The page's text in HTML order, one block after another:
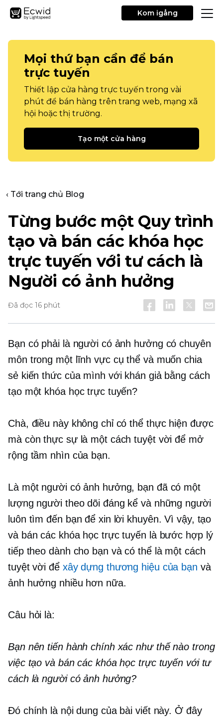
Kom igång
Mọi thứ bạn cần để bán
trực tuyến
Thiết lập cửa hàng trực tuyến trong vài
phút để bán hàng trên trang web, mạng xã
hội hoặc thị trường.
Tạo một cửa hàng
‹ Tới trang chủ Blog
Từng bước mộtQuy trình
tạo và bán các khóa học
trực tuyến với tư cách là
Người có ảnh hưởng
Đã đọc 16 phút
Bạn có phải là người có ảnh hưởng có chuyên
môn trong một lĩnh vực cụ thể và muốn chia
sẻ kiến ​​thức của mình với khán giả bằng cách
tạo một khóa học trực tuyến?
Chà, điều này không chỉ có thể thực hiện được
mà còn thực sự là một cách tuyệt vời để mở
rộng tầm nhìn của bạn.
Là một người có ảnh hưởng, bạn đã có một
lượng người theo dõi đáng kể và những người
luôn tìm đến bạn để xin lời khuyên. Vì vậy, tạo
và bán các khóa học trực tuyến là bước hợp lý
tiếp theo dành cho bạn và có thể là một cách
tuyệt vời để xây dựng thương hiệu của bạn và
ảnh hưởng nhiều hơn nữa.
Câu hỏi là:
Bạn nên tiến hành chính xác như thế nào trong
việc tạo và bán các khóa học trực tuyến với tư
cách là người có ảnh hưởng?
Đó chính là nội dung của bài viết này. Ở đây